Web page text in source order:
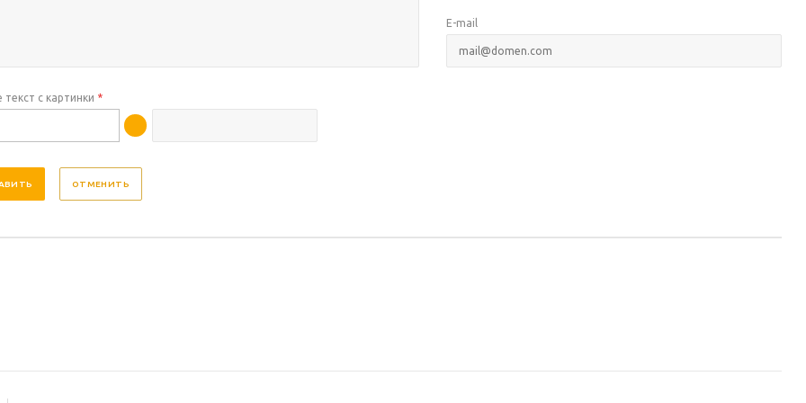
E-mail
текст с картинки *
ОТМЕНИТЬ